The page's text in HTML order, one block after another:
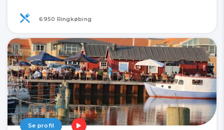
6950 Ringkøbing
Se profil